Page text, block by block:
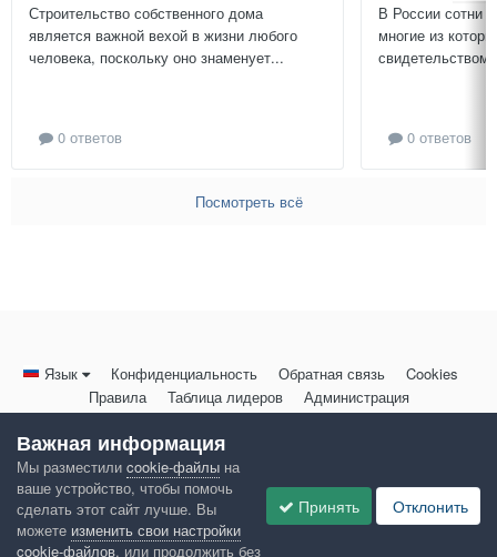
Строительство собственного дома
является важной вехой в жизни любого
человека, поскольку оно знаменует...
0 ответов
В России сотни
многие из
свидетельством
0 ответов
Посмотреть всё
Язык Конфиденциальность Обратная связь
Cookies
Правила
Таблица лидеров Администрация
Powered by Invision Community
Важная информация
Мы разместили cookie-файлы на
ваше устройство, чтобы помочь
сделать этот сайт лучше. Вы
можете изменить свои настройки
cookie-файлов, или продолжить без
Принять Отклонить